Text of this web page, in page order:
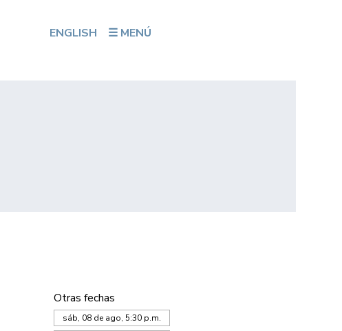
ENGLISH ☰ MENÚ
Otras fechas
sáb, 08 de ago, 5:30 p.m.